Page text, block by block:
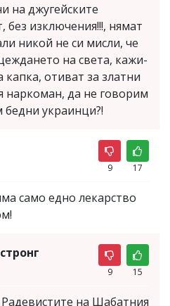
на джугейските
без изключения!!!, нямат
никой не си мисли, че
на света, кажи-
отиват за златни
наркоман, да не говорим
бедни украинци?!
9 17
само едно лекарство
9 15
на Шабатния